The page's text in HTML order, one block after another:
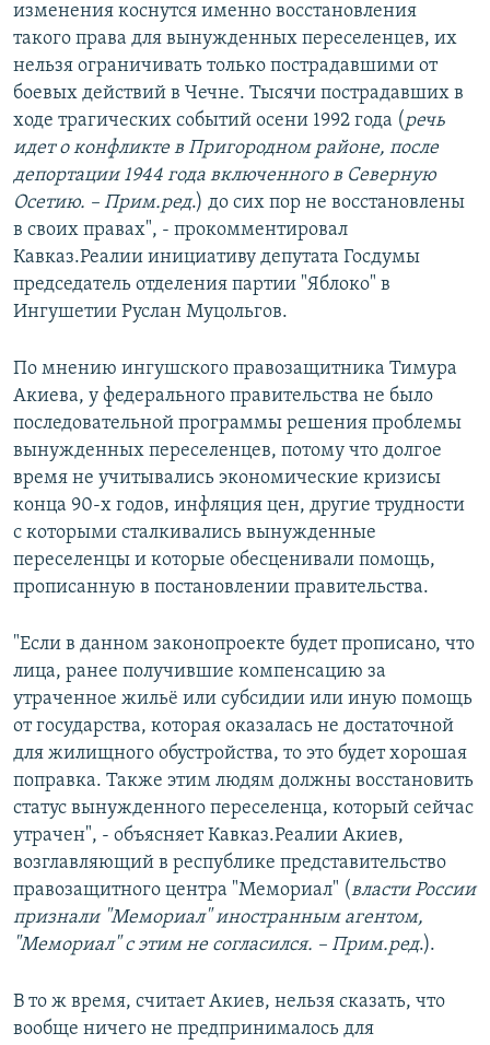
изменения коснутся именно восстановления
такого права для вынужденных переселенцев, их
нельзя ограничивать только пострадавшими от
боевых действий в Чечне. Тысячи пострадавших в
ходе трагических событий осени 1992 года (речь
идет о конфликте в Пригородном районе, после
депортации 1944 года включенного в Северную
Осетию. – Прим.ред.) до сих пор не восстановлены
в своих правах", - прокомментировал
Кавказ.Реалии инициативу депутата Госдумы
председатель отделения партии "Яблоко" в
Ингушетии Руслан Муцольгов.
По мнению ингушского правозащитника Тимура
Акиева, у федерального правительства не было
последовательной программы решения проблемы
вынужденных переселенцев, потому что долгое
время не учитывались экономические кризисы
конца 90-х годов, инфляция цен, другие трудности
с которыми сталкивались вынужденные
переселенцы и которые обесценивали помощь,
прописанную в постановлении правительства.
"Если в данном законопроекте будет прописано, что
лица, ранее получившие компенсацию за
утраченное жильё или субсидии или иную помощь
от государства, которая оказалась не достаточной
для жилищного обустройства, то это будет хорошая
поправка. Также этим людям должны восстановить
статус вынужденного переселенца, который сейчас
утрачен", - объясняет Кавказ.Реалии Акиев,
возглавляющий в республике представительство
правозащитного центра "Мемориал" (власти России
признали "Мемориал" иностранным агентом,
"Мемориал" с этим не согласился. – Прим.ред.).
В то ж время, считает Акиев, нельзя сказать, что
вообще ничего не предпринималось для